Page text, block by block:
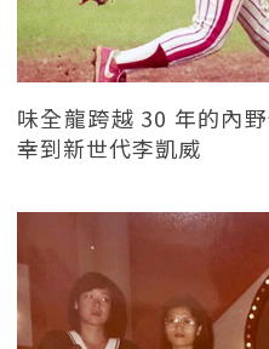
味全龍跨越 30 年的內
幸到新世代李凱威